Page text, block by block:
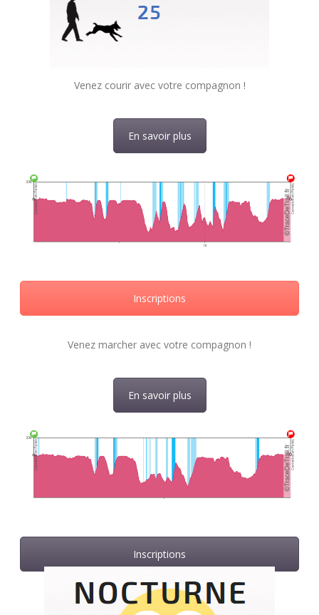
Venez courir avec votre compagnon !
En savoir plus
Inscriptions
Venez marcher avec votre compagnon !
En savoir plus
Inscriptions